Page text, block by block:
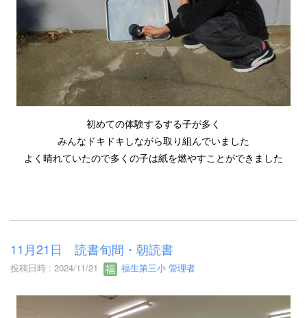
初めての体験するする子が多く
みんなドキドキしながら取り組んでいました
よく晴れていたので多くの子は紙を燃やすことができました
11月21日 読書旬間・朝読書
投稿日時 : 2024/11/21 福生第三小 管理者